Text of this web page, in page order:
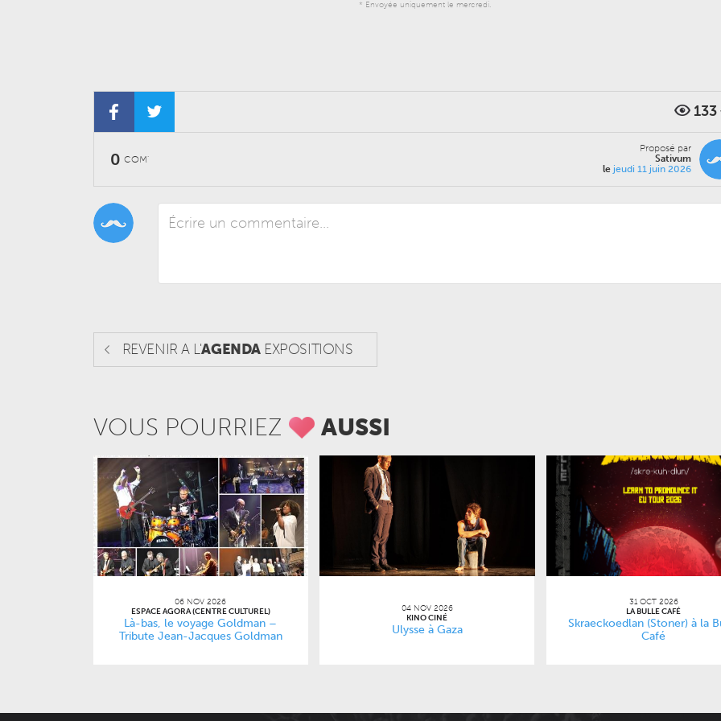
* Envoyée uniquement le mercredi.
133
0 COM'
Proposé par
Sativum
le jeudi 11 juin 2026
REVENIR A L'AGENDAEXPOSITIONS
VOUS POURRIEZ AUSSI
06 NOV 2026
ESPACE AGORA (CENTRE CULTUREL)
Là-bas, le voyage Goldman –
Tribute Jean-Jacques Goldman
04 NOV 2026
KINO CINÉ
Ulysse à Gaza
31 OCT 2026
LA BULLE CAFÉ
Skraeckoedlan (Stoner) à la
Café